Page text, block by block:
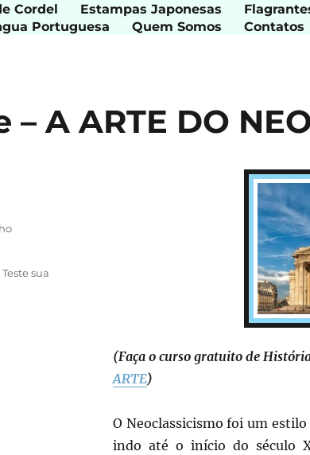
Cordel
Estampas Japonesas
Portuguesa
Quem Somos Contatos
– A ARTE DO
(Faça o curso gratuito de
ARTE)
O Neoclassicismo foi um
indo até o início do século
Teste sua